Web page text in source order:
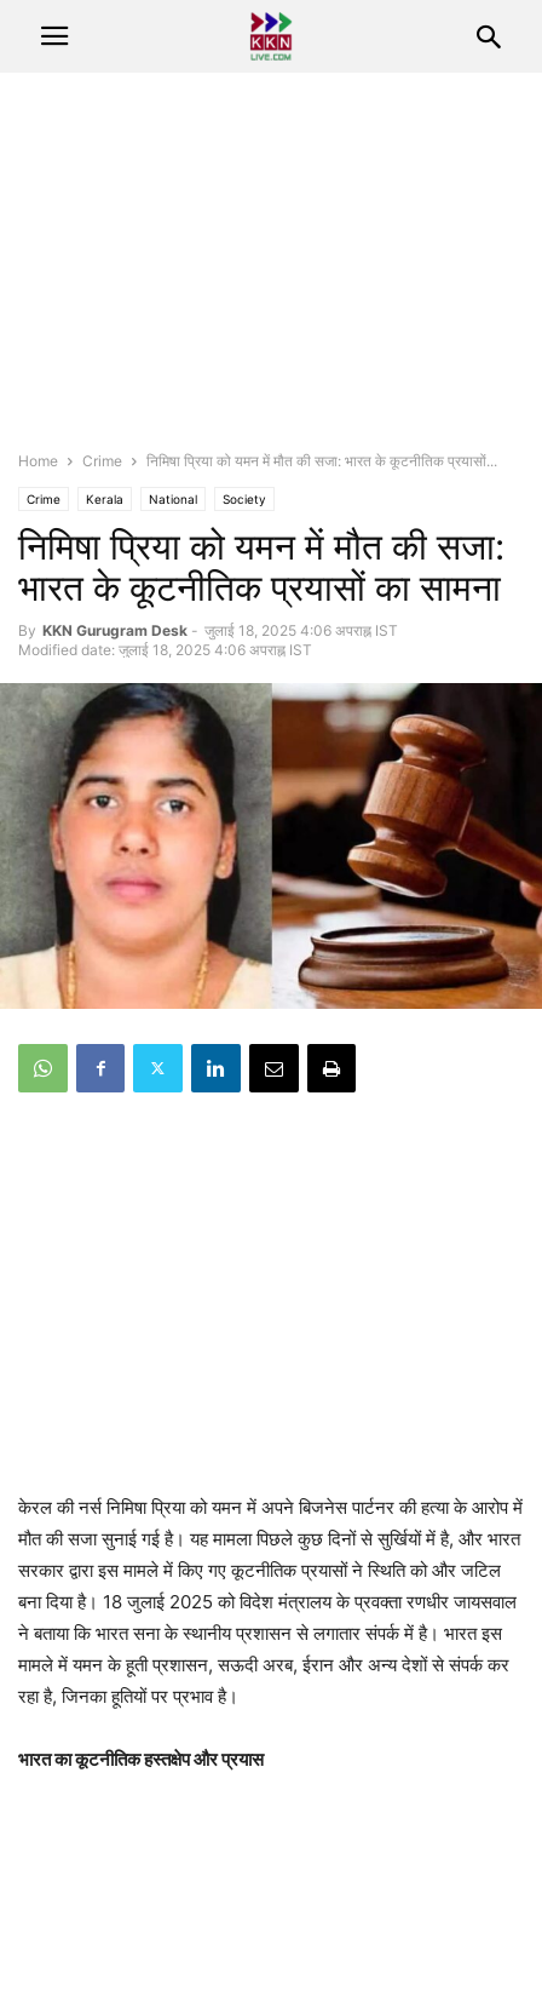
Home Crime निमिषा प्रिया को यमन में मौत की सजा: भारत के कूटनीतिक प्रयासों...
Crime Kerala National Society
निमिषा प्रिया को यमन में मौत की सजा:
भारत के कूटनीतिक प्रयासों का सामना
By KKN Gurugram Desk - जुलाई 18, 2025 4:06 अपराह्न IST
Modified date: जुलाई 18, 2025 4:06 अपराह्न IST
केरल की नर्स निमिषा प्रिया को यमन में अपने बिजनेस पार्टनर की हत्या के आरोप में
मौत की सजा सुनाई गई है। यह मामला पिछले कुछ दिनों से सुर्खियों में है, और भारत
सरकार द्वारा इस मामले में किए गए कूटनीतिक प्रयासों ने स्थिति को और जटिल
बना दिया है। 18 जुलाई 2025 को विदेश मंत्रालय के प्रवक्ता रणधीर जायसवाल
ने बताया कि भारत सना के स्थानीय प्रशासन से लगातार संपर्क में है। भारत इस
मामले में यमन के हूती प्रशासन, सऊदी अरब, ईरान और अन्य देशों से संपर्क कर
रहा है, जिनका हूतियों पर प्रभाव है।
भारत का कूटनीतिक हस्तक्षेप और प्रयास